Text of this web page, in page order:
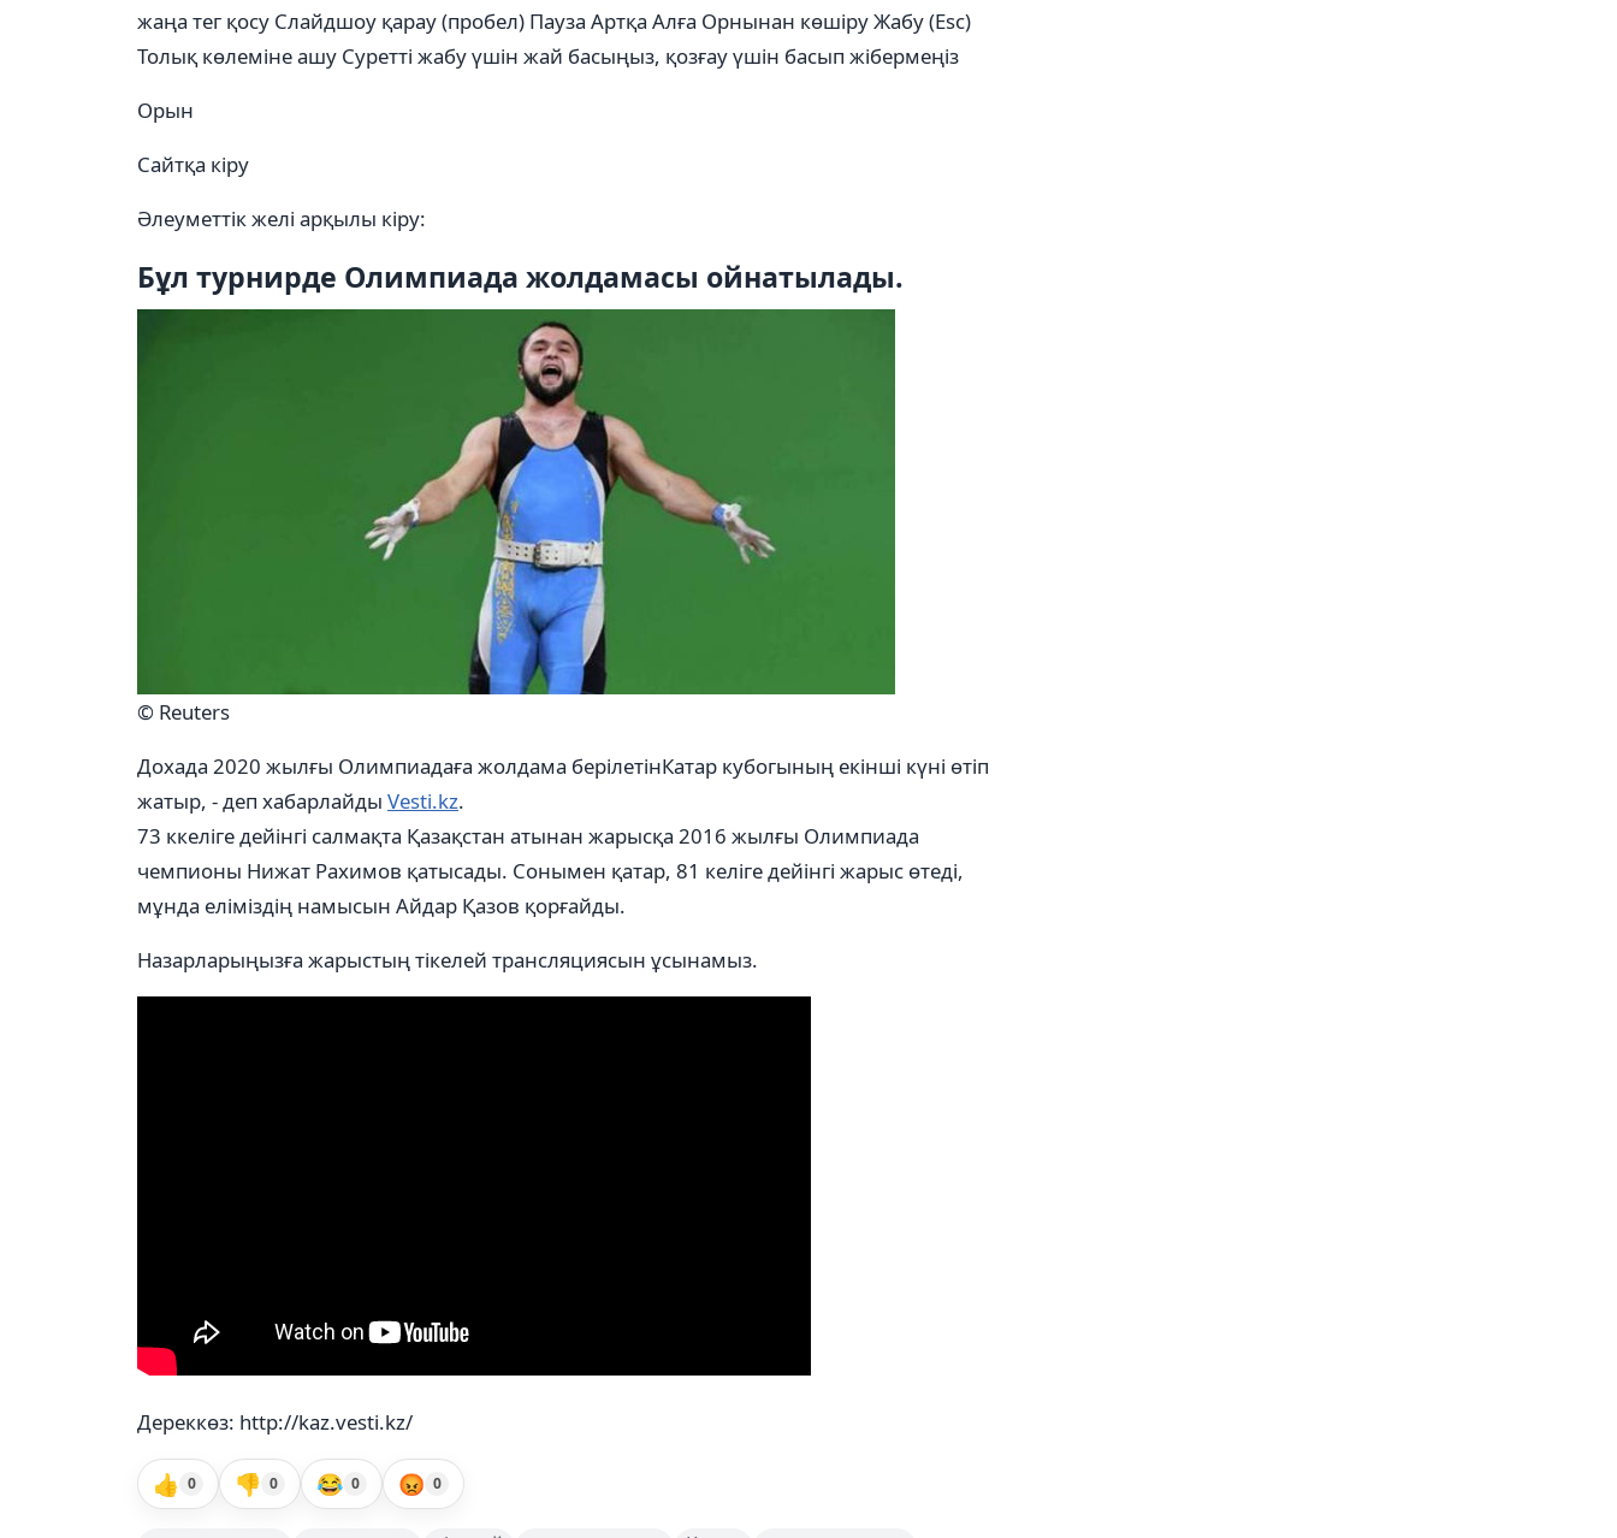
жаңа тег қосу Слайдшоу қарау (пробел) Пауза Артқа Алға Орнынан көшіруЖабу (Esc)
Толық көлеміне ашу Суретті жабу үшін жай басыңыз, қозғау үшін басып жібермеңіз
Орын
Сайтқа кіру
Әлеуметтік желі арқылы кіру:
Бұл турнирде Олимпиада жолдамасы ойнатылады.
© Reuters
Дохада 2020 жылғы Олимпиадаға жолдама берілетінКатар кубогының екінші күні өтіп
жатыр, - деп хабарлайды Vesti.kz.
73 ккеліге дейінгі салмақта Қазақстан атынан жарысқа 2016 жылғы Олимпиада
чемпионы Нижат Рахимов қатысады. Сонымен қатар, 81 келіге дейінгі жарыс өтеді,
мұнда еліміздің намысын Айдар Қазов қорғайды.
Назарларыңызға жарыстың тікелей трансляциясын ұсынамыз.
Дереккөз: http://kaz.vesti.kz/
👍 0 👎 0 😂 0 😡 0